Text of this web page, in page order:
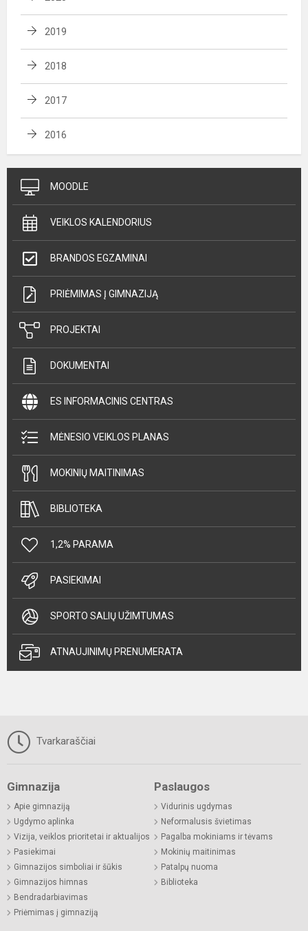
2019
2018
2017
2016
MOODLE
VEIKLOS KALENDORIUS
BRANDOS EGZAMINAI
PRIĖMIMAS Į GIMNAZIJĄ
PROJEKTAI
DOKUMENTAI
ES INFORMACINIS CENTRAS
MĖNESIO VEIKLOS PLANAS
MOKINIŲ MAITINIMAS
BIBLIOTEKA
1,2% PARAMA
PASIEKIMAI
SPORTO SALIŲ UŽIMTUMAS
ATNAUJINIMŲ PRENUMERATA
Tvarkaraščiai
Gimnazija
Apie gimnaziją
Ugdymo aplinka
Vizija, veiklos prioritetai ir aktualijos
Pasiekimai
Gimnazijos simboliai ir šūkis
Gimnazijos himnas
Bendradarbiavimas
Priėmimas į gimnaziją
Paslaugos
Vidurinis ugdymas
Neformalusis švietimas
Pagalba mokiniams ir tėvams
Mokinių maitinimas
Patalpų nuoma
Biblioteka